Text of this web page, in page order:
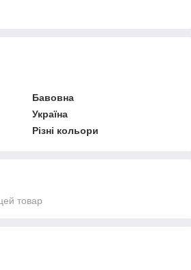
Бавовна
Україна
Різні кольори
товар